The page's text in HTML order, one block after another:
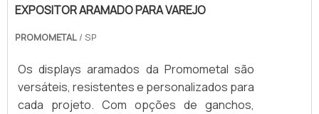
EXPOSITOR ARAMADO PARA VAREJO
PROMOMETAL / SP
Os displays aramados da Promometal são
versáteis, resistentes e personalizados para
cada projeto. Com opções de ganchos,